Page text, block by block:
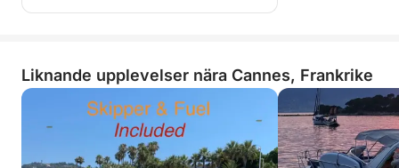
Liknande upplevelser nära Cannes, Frankrike